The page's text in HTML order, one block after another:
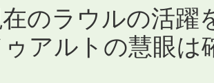
のラウルの活躍
アルトの慧眼は